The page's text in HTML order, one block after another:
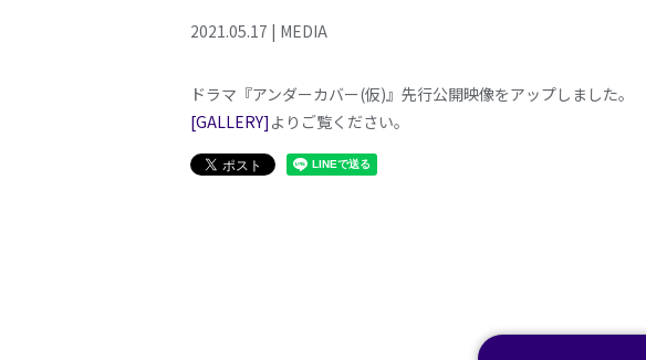
2021.05.17 | MEDIA
ドラマ『アンダーカバー(仮)』先行公開映像をアップしました。
[GALLERY] よりご覧ください。